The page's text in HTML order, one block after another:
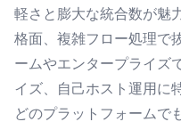
軽さと膨大な統合数が魅
格面、複雑フロー処理で
ームやエンタープライズ
イズ、自己ホスト運用に特
どのプラットフォームで